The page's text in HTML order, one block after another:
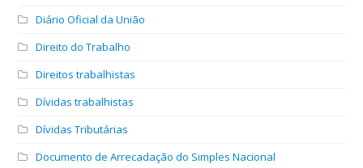
Diário Oficial da União
Direito do Trabalho
Direitos trabalhistas
Dívidas trabalhistas
Dívidas Tributárias
Documento de Arrecadação do Simples Nacional